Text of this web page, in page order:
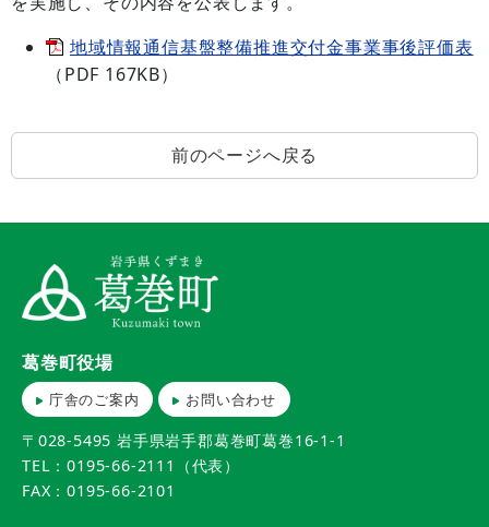
地域情報通信基盤整備推進交付金事業事後評価表
（PDF 167KB）
前のページへ戻る
葛巻町役場
庁舎のご案内 お問い合わせ
〒028-5495 岩手県岩手郡葛巻町葛巻16-1-1
TEL：0195-66-2111（代表）
FAX：0195-66-2101